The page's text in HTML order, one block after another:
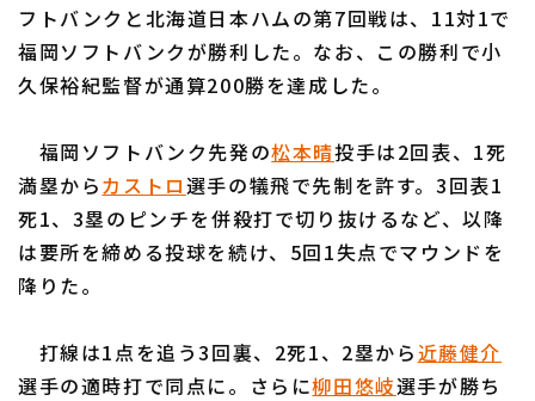
ファーム西地区
交流戦
東北楽天ゴールデンイーグルス
埼玉西武ライオンズ
千葉ロッテマリーンズ
オリックス・バファローズ
福岡ソフトバンクホークス
フトバンクと北海道日本ハムの第7回戦は、11対1で
福岡ソフトバンクが勝利した。なお、この勝利で小
久保裕紀監督が通算200勝を達成した。
福岡ソフトバンク先発の松本晴投手は2回表、1死
満塁からカストロ選手の犠飛で先制を許す。3回表1
死1、3塁のピンチを併殺打で切り抜けるなど、以降
は要所を締める投球を続け、5回1失点でマウンドを
降りた。
打線は1点を追う3回裏、2死1、2塁から近藤健介
選手の適時打で同点に。さらに柳田悠岐選手が勝ち